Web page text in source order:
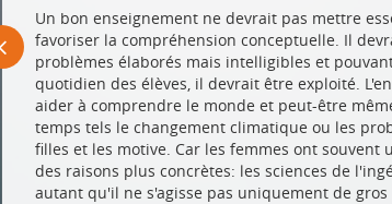
Un bon enseignement ne devrait pas mettre
favoriser la compréhension conceptuelle. Il
problèmes élaborés mais intelligibles et
quotidien des élèves, il devrait être exploité.
aider à comprendre le monde et peut-être
temps tels le changement climatique ou les
filles et les motive. Car les femmes ont
des raisons plus concrètes: les sciences de
autant qu'il ne s'agisse pas uniquement de